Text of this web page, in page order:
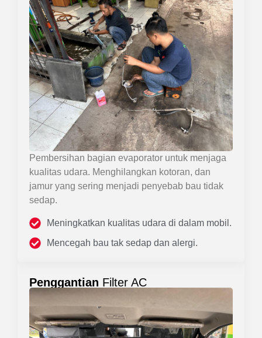
Pembersihan bagian evaporator untuk menjaga
kualitas udara. Menghilangkan kotoran, dan
jamur yang sering menjadi penyebab bau tidak
sedap.
Meningkatkan kualitas udara di dalam mobil.
Mencegah bau tak sedap dan alergi.
Penggantian Filter AC